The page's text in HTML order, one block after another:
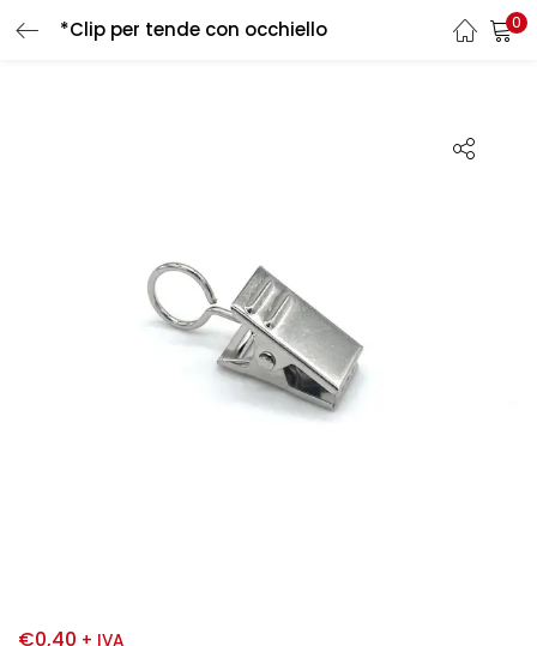
*Clip per tende con occhiello 0
€0,40 + IVA
LOGIN
Remember me
Login
Lost password?